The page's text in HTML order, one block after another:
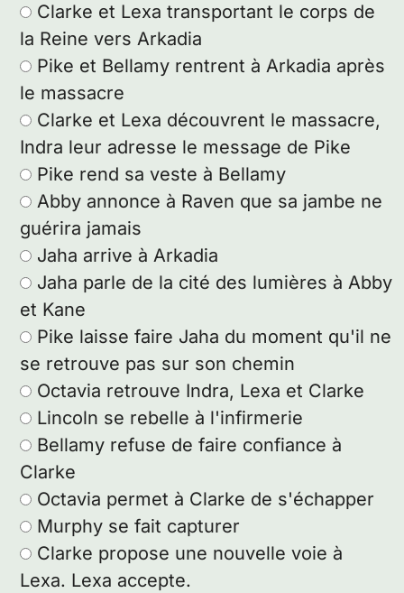
Clarke et Lexa transportant le corps de
la Reine vers Arkadia
Pike et Bellamy rentrent à Arkadia après
le massacre
Clarke et Lexa découvrent le massacre,
Indra leur adresse le message de Pike
Pike rend sa veste à Bellamy
Abby annonce à Raven que sa jambe ne
guérira jamais
Jaha arrive à Arkadia
Jaha parle de la cité des lumières à Abby
et Kane
Pike laisse faire Jaha du moment qu'il ne
se retrouve pas sur son chemin
Octavia retrouve Indra, Lexa et Clarke
Lincoln se rebelle à l'infirmerie
Bellamy refuse de faire confiance à
Clarke
Octavia permet à Clarke de s'échapper
Murphy se fait capturer
Clarke propose une nouvelle voie à
Lexa. Lexa accepte.